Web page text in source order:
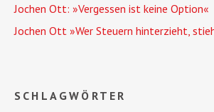
Jochen Ott: »Vergessen ist keine Option«
Jochen Ott »Wer Steuern hinterzieht,
SCHLAGWÖRTER